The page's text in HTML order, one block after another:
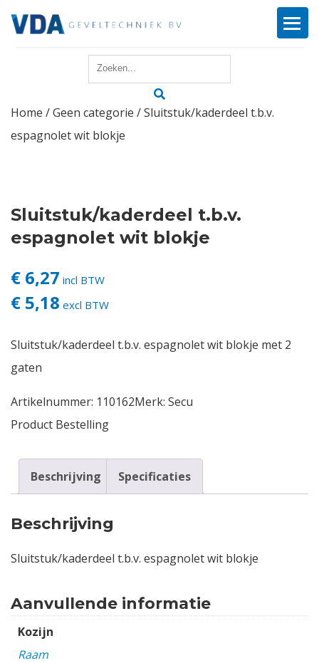
Reparatie
Producten
Offerte
Actueel
Contact
Vacatures
Home /Geen categorie / Sluitstuk/kaderdeel t.b.v.
espagnolet wit blokje
Sluitstuk/kaderdeel t.b.v.
espagnolet wit blokje
€ 6,27 incl BTW
€ 5,18 excl BTW
Sluitstuk/kaderdeel t.b.v. espagnolet wit blokje met 2
gaten
Artikelnummer: 110162Merk: Secu
Product Bestelling
Beschrijving Specificaties
Beschrijving
Sluitstuk/kaderdeel t.b.v. espagnolet wit blokje
Aanvullende informatie
Kozijn
Raam